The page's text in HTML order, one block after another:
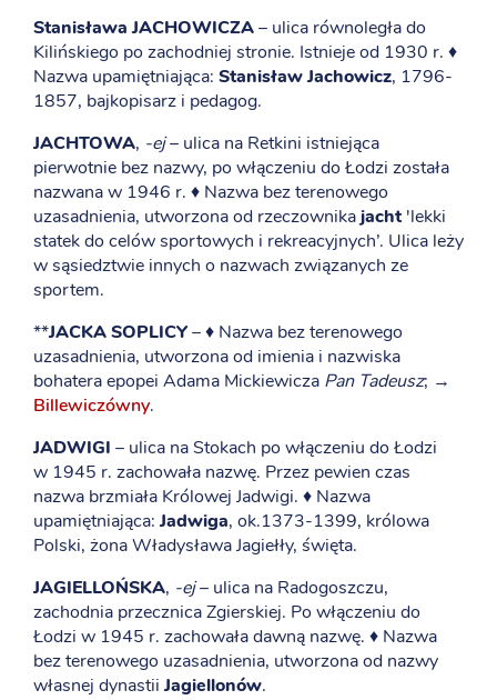
Stanisława JACHOWICZA– ulica równoległa do
Kilińskiego po zachodniej stronie. Istnieje od 1930 r. ♦
Nazwa upamiętniająca: Stanisław Jachowicz, 1796-
1857, bajkopisarz i pedagog.
JACHTOWA, -ej– ulica na Retkini istniejąca
pierwotnie bez nazwy, po włączeniu do Łodzi została
nazwana w 1946 r. ♦ Nazwa bez terenowego
uzasadnienia, utworzona od rzeczownikajacht 'lekki
statek do celów sportowych i rekreacyjnych’. Ulica leży
w sąsiedztwie innych o nazwach związanych ze
sportem.
**JACKA SOPLICY– ♦ Nazwa bez terenowego
uzasadnienia, utworzona od imienia i nazwiska
bohatera epopei Adama Mickiewicza Pan Tadeusz; →
Billewiczówny.
JADWIGI – ulica na Stokach po włączeniu do Łodzi
w 1945 r. zachowała nazwę. Przez pewien czas
nazwa brzmiała Królowej Jadwigi. ♦ Nazwa
upamiętniająca:Jadwiga, ok.1373-1399, królowa
Polski, żona Władysława Jagiełły, święta.
JAGIELLOŃSKA, -ej– ulica na Radogoszczu,
zachodnia przecznica Zgierskiej. Po włączeniu do
Łodzi w 1945 r. zachowała dawną nazwę. ♦ Nazwa
bez terenowego uzasadnienia, utworzona od nazwy
własnej dynastiiJagiellonów.